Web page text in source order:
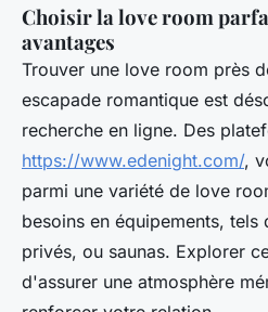
Choisir la love room
avantages
Trouver une love room près
escapade romantique est
recherche en ligne. Des
https://www.edenight.com/,
parmi une variété de love
besoins en équipements, tels
privés, ou saunas. Explorer
d'assurer une atmosphère